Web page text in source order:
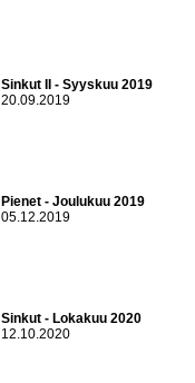
Sinkut II - Syyskuu 2019
20.09.2019
Pienet - Joulukuu 2019
05.12.2019
Sinkut - Lokakuu 2020
12.10.2020